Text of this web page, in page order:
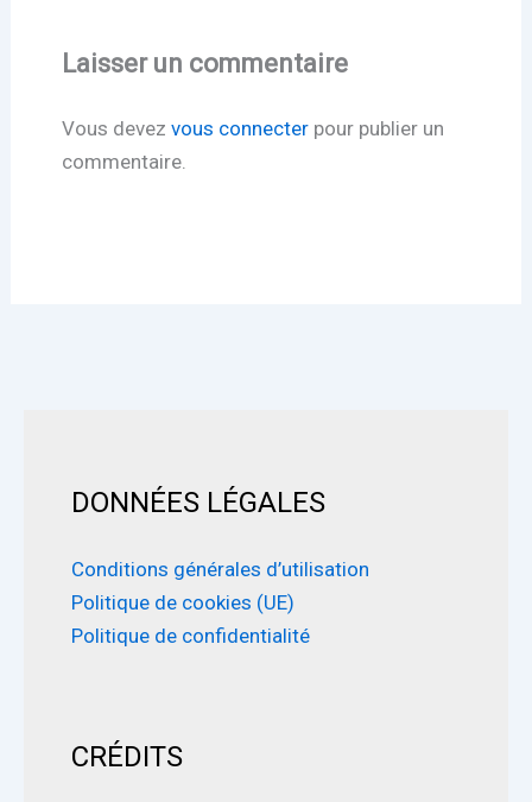
Laisser un commentaire
Vous devez vous connecterpour publier un
commentaire.
DONNÉES LÉGALES
Conditions générales d’utilisation
Politique de cookies (UE)
Politique de confidentialité
CRÉDITS